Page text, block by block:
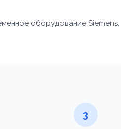
оборудование Siemens,
3